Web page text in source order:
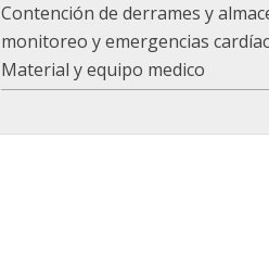
Contención de derrames y
monitoreo y emergencias
Material y equipo medico